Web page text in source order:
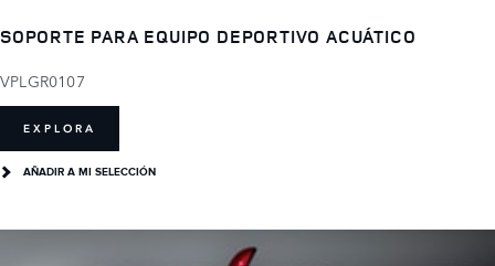
SOPORTE PARA EQUIPO DEPORTIVO ACUÁTICO
VPLGR0107
EXPLORA
AÑADIR A MI SELECCIÓN